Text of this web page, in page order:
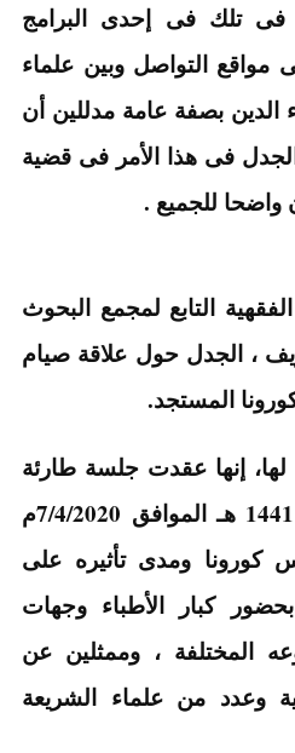
فى تلك فى إحدى البرامج
مواقع التواصل وبين علماء
الدين بصفة عامة مدللين أن
فى هذا الأمر فى قضية
واضحا للجميع .
التابع لمجمع البحوث
، الجدل حول علاقة صيام
المستجد.
إنها عقدت جلسة طارئة
بتاريخ 14 من شعبان 1441 هـ الموافق 7/4/2020م
كورونا ومدى تأثيره على
كبار الأطباء وجهات
المختلفة ، وممثلين عن
وعدد من علماء الشريعة